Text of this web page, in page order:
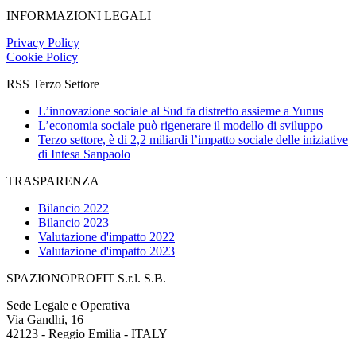
INFORMAZIONI LEGALI
Privacy Policy
Cookie Policy
RSS Terzo Settore
L’innovazione sociale al Sud fa distretto assieme a Yunus
L’economia sociale può rigenerare il modello di sviluppo
Terzo settore, è di 2,2 miliardi l’impatto sociale delle iniziative
di Intesa Sanpaolo
TRASPARENZA
Bilancio 2022
Bilancio 2023
Valutazione d'impatto 2022
Valutazione d'impatto 2023
SPAZIONOPROFIT S.r.l. S.B.
Sede Legale e Operativa
Via Gandhi, 16
42123 - Reggio Emilia - ITALY